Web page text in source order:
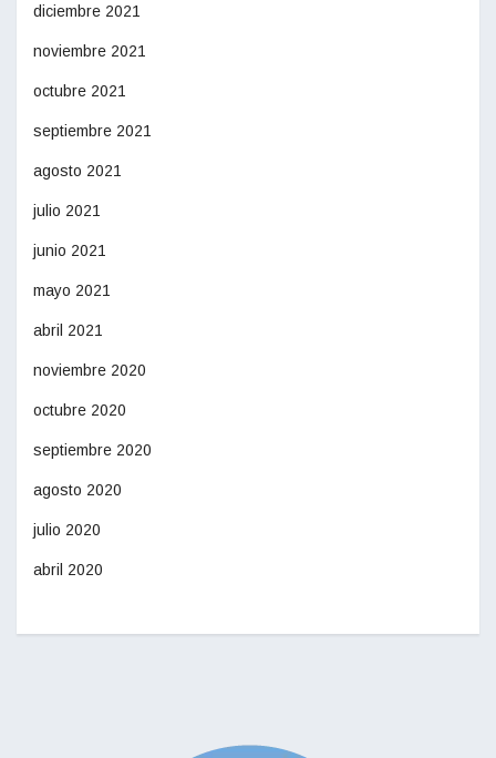
diciembre 2021
noviembre 2021
octubre 2021
septiembre 2021
agosto 2021
julio 2021
junio 2021
mayo 2021
abril 2021
noviembre 2020
octubre 2020
septiembre 2020
agosto 2020
julio 2020
abril 2020